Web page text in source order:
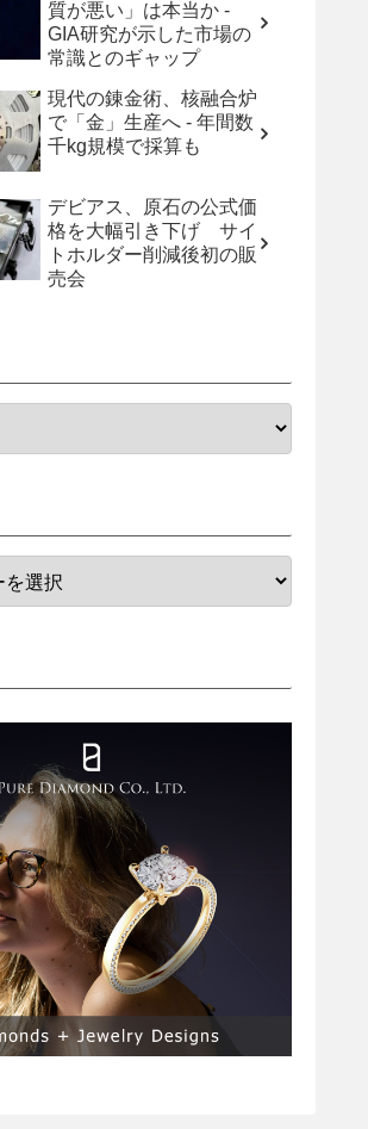
質が悪い」は本当か -
GIA研究が示した市場の
常識とのギャップ
現代の錬金術、核融合炉
で「金」生産へ - 年間数
千kg規模で採算も
デビアス、原石の公式価
格を大幅引き下げ サイ
トホルダー削減後初の販
売会